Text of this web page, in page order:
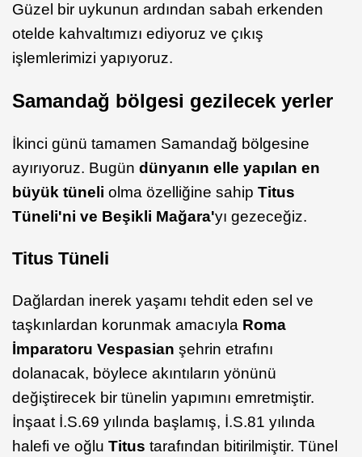
Güzel bir uykunun ardından sabah erkenden
otelde kahvaltımızı ediyoruz ve çıkış
işlemlerimizi yapıyoruz.
Samandağ bölgesi gezilecek yerler
İkinci günü tamamen Samandağ bölgesine
ayırıyoruz. Bugün dünyanın elle yapılan en
büyük tüneli olma özelliğine sahip Titus
Tüneli'ni ve Beşikli Mağara'yı gezeceğiz.
Titus Tüneli
Dağlardan inerek yaşamı tehdit eden sel ve
taşkınlardan korunmak amacıyla Roma
İmparatoru Vespasian şehrin etrafını
dolanacak, böylece akıntıların yönünü
değiştirecek bir tünelin yapımını emretmiştir.
İnşaat İ.S.69 yılında başlamış, İ.S.81 yılında
halefi ve oğlu Titus tarafından bitirilmiştir. Tünel